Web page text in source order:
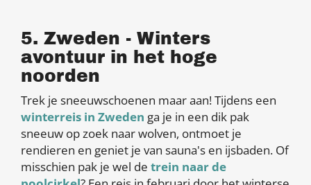
5. Zweden - Winters
avontuur in het hoge
noorden
Trek je sneeuwschoenen maar aan! Tijdens een
winterreis in Zweden ga je in een dik pak
sneeuw op zoek naar wolven, ontmoet je
rendieren en geniet je van sauna's en ijsbaden. Of
misschien pak je wel de trein naar de